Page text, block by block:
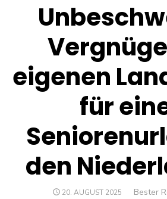
eigenen
für
den
POSTED
20. AUGUST 2025 Author
Bester